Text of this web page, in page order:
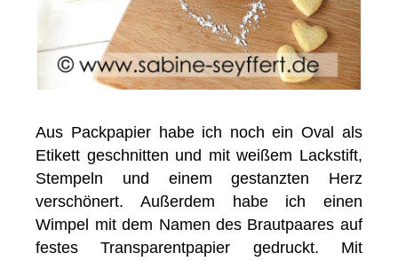
Aus Packpapier habe ich noch ein Oval als
Etikett geschnitten und mit weißem Lackstift,
Stempeln und einem gestanzten Herz
verschönert. Außerdem habe ich einen
Wimpel mit dem Namen des Brautpaares auf
festes Transparentpapier gedruckt. Mit